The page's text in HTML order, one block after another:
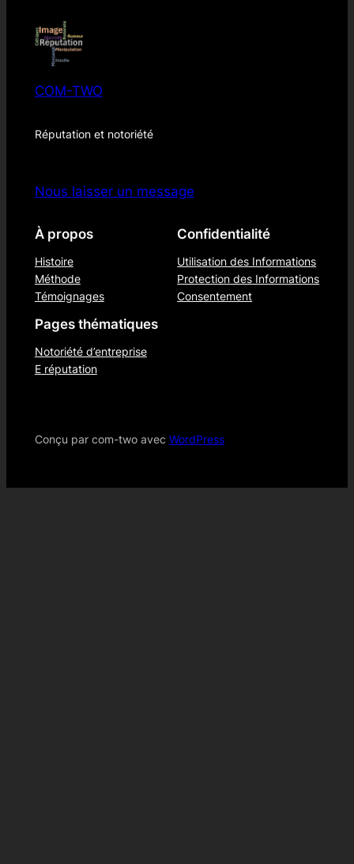
COM-TWO
Réputation et notoriété
Nous laisser un message
À propos
Histoire
Méthode
Témoignages
Confidentialité
Utilisation des Informations
Protection des Informations
Consentement
Pages thématiques
Notoriété d’entreprise
E réputation
Conçu par com-two avec WordPress